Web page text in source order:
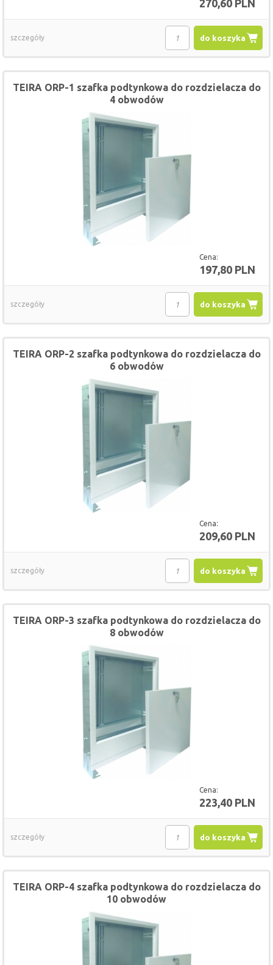
270,60 PLN
do koszyka
szczegóły
Cena:
197,80 PLN
TEIRA ORP-1 szafka podtynkowa do rozdzielacza do
4 obwodów
do koszyka
szczegóły
Cena:
209,60 PLN
TEIRA ORP-2 szafka podtynkowa do rozdzielacza do
6 obwodów
do koszyka
szczegóły
Cena:
223,40 PLN
TEIRA ORP-3 szafka podtynkowa do rozdzielacza do
8 obwodów
do koszyka
szczegóły
TEIRA ORP-4 szafka podtynkowa do rozdzielacza do
10 obwodów